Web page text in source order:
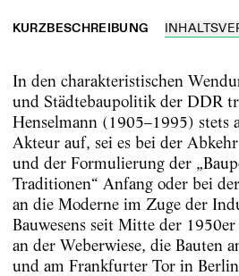
KURZBESCHREIBUNG
In den charakteristischen
und Städtebaupolitik der DDR
Henselmann (1905–1995) stets
Akteur auf, sei es bei der
und der Formulierung der
Traditionen“ Anfang oder bei
an die Moderne im Zuge der
Bauwesens seit Mitte der
an der Weberwiese, die Bauten
und am Frankfurter Tor in